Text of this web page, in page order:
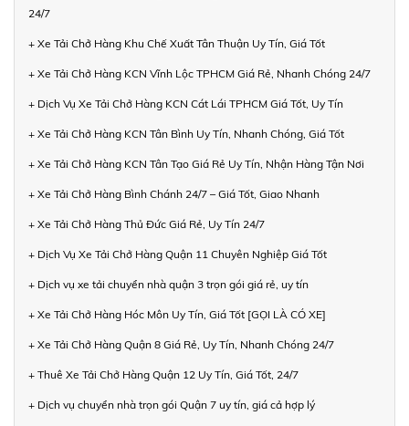
24/7
+ Xe Tải Chở Hàng Khu Chế Xuất Tân Thuận Uy Tín, Giá Tốt
+ Xe Tải Chở Hàng KCN Vĩnh Lộc TPHCM Giá Rẻ, Nhanh Chóng 24/7
+ Dịch Vụ Xe Tải Chở Hàng KCN Cát Lái TPHCM Giá Tốt, Uy Tín
+ Xe Tải Chở Hàng KCN Tân Bình Uy Tín, Nhanh Chóng, Giá Tốt
+ Xe Tải Chở Hàng KCN Tân Tạo Giá Rẻ Uy Tín, Nhận Hàng Tận Nơi
+ Xe Tải Chở Hàng Bình Chánh 24/7 – Giá Tốt, Giao Nhanh
+ Xe Tải Chở Hàng Thủ Đức Giá Rẻ, Uy Tín 24/7
+ Dịch Vụ Xe Tải Chở Hàng Quận 11 Chuyên Nghiệp Giá Tốt
+ Dịch vụ xe tải chuyển nhà quận 3 trọn gói giá rẻ, uy tín
+ Xe Tải Chở Hàng Hóc Môn Uy Tín, Giá Tốt [GỌI LÀ CÓ XE]
+ Xe Tải Chở Hàng Quận 8 Giá Rẻ, Uy Tín, Nhanh Chóng 24/7
+ Thuê Xe Tải Chở Hàng Quận 12 Uy Tín, Giá Tốt, 24/7
+ Dịch vụ chuyển nhà trọn gói Quận 7 uy tín, giá cả hợp lý